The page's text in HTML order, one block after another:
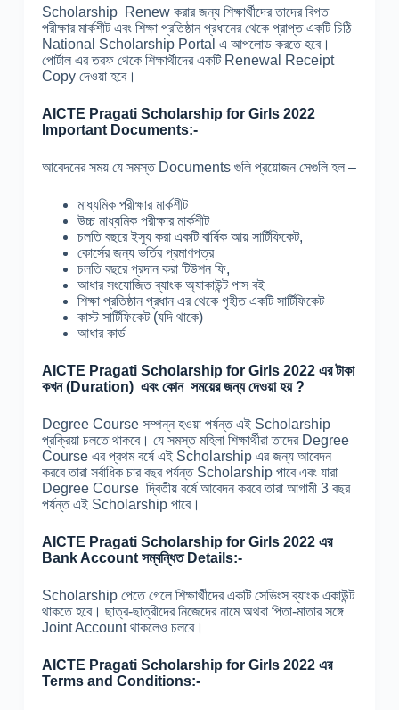
Scholarship Renew করার জন্য শিক্ষার্থীদের তাদের বিগত
পরীক্ষার মার্কশীট এবং শিক্ষা প্রতিষ্ঠান প্রধানের থেকে প্রাপ্ত একটি চিঠি
National Scholarship Portal এ আপলোড করতে হবে।
পোর্টাল এর তরফ থেকে শিক্ষার্থীদের একটি Renewal Receipt
Copy দেওয়া হবে।
AICTE Pragati Scholarship for Girls 2022
Important Documents:-
আবেদনের সময় যে সমস্ত Documents গুলি প্রয়োজন সেগুলি হল –
মাধ্যমিক পরীক্ষার মার্কশীট
উচ্চ মাধ্যমিক পরীক্ষার মার্কশীট
চলতি বছরে ইস্যু করা একটি বার্ষিক আয় সার্টিফিকেট,
কোর্সের জন্য ভর্তির প্রমাণপত্র
চলতি বছরে প্রদান করা টিউশন ফি,
আধার সংযোজিত ব্যাংক অ্যাকাউন্ট পাস বই
শিক্ষা প্রতিষ্ঠান প্রধান এর থেকে গৃহীত একটি সার্টিফিকেট
কাস্ট সার্টিফিকেট (যদি থাকে)
আধার কার্ড
AICTE Pragati Scholarship for Girls 2022 এর টাকা
কখন (Duration) এবং কোন সময়ের জন্য দেওয়া হয় ?
Degree Course সম্পন্ন হওয়া পর্যন্ত এই Scholarship
প্রক্রিয়া চলতে থাকবে। যে সমস্ত মহিলা শিক্ষার্থীরা তাদের Degree
Course এর প্রথম বর্ষে এই Scholarship এর জন্য আবেদন
করবে তারা সর্বাধিক চার বছর পর্যন্ত Scholarship পাবে এবং যারা
Degree Course দ্বিতীয় বর্ষে আবেদন করবে তারা আগামী 3 বছর
পর্যন্ত এই Scholarship পাবে।
AICTE Pragati Scholarship for Girls 2022 এর
Bank Account সম্বন্ধিত Details:-
Scholarship পেতে গেলে শিক্ষার্থীদের একটি সেভিংস ব্যাংক একাউন্ট
থাকতে হবে। ছাত্র-ছাত্রীদের নিজেদের নামে অথবা পিতা-মাতার সঙ্গে
Joint Account থাকলেও চলবে।
AICTE Pragati Scholarship for Girls 2022 এর
Terms and Conditions:-